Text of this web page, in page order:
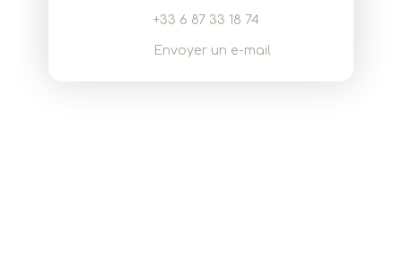
+33 6 87 33 18 74
Envoyer un e-mail